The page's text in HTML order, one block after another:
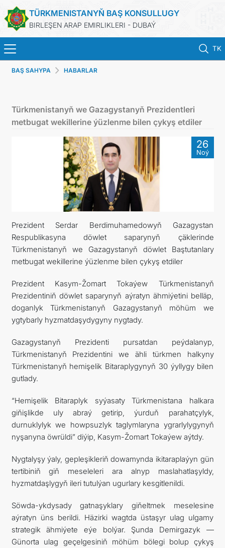
TÜRKMENISTANYŇ BAŞ KONSULLUGY
BIRLEŞEN ARAP EMIRLIKLERI - DUBAÝ
TK
BAŞ SAHYPA
TÜRKMENISTAN
KONSULLYK HYZMATLARY
ARAGATNAŞYK
DIM
BAŞ SAHYPA HABARLAR
Türkmenistanyň we Gazagystanyň Prezidentleri
metbugat wekillerine ýüzlenme bilen çykyş etdiler
26
Noý
Prezident Serdar Berdimuhamedowyň Gazagystan
Respublikasyna döwlet saparynyň çäklerinde
Türkmenistanyň we Gazagystanyň döwlet Baştutanlary
metbugat wekillerine ýüzlenme bilen çykyş etdiler
Prezident Kasym-Žomart Tokaýew Türkmenistanyň
Prezidentiniň döwlet saparynyň aýratyn ähmiýetini belläp,
doganlyk Türkmenistanyň Gazagystanyň möhüm we
ygtybarly hyzmatdaşydygyny nygtady.
Gazagystanyň Prezidenti pursatdan peýdalanyp,
Türkmenistanyň Prezidentini we ähli türkmen halkyny
Türkmenistanyň hemişelik Bitaraplygynyň 30 ýyllygy bilen
gutlady.
“Hemişelik Bitaraplyk syýasaty Türkmenistana halkara
giňişlikde uly abraý getirip, ýurduň parahatçylyk,
durnuklylyk we howpsuzlyk taglymlaryna ygrarlylygynyň
nyşanyna öwrüldi” diýip, Kasym-Žomart Tokaýew aýtdy.
Nygtalyşy ýaly, gepleşikleriň dowamynda ikitaraplaýyn gün
tertibiniň giň meseleleri ara alnyp maslahatlaşyldy,
hyzmatdaşlygyň ileri tutulýan ugurlary kesgitlenildi.
Söwda-ykdysady gatnaşyklary giňeltmek meselesine
aýratyn üns berildi. Häzirki wagtda üstaşyr ulag ulgamy
strategik ähmiýete eýe bolýar. Şunda Demirgazyk —
Günorta ulag geçelgesiniň möhüm bölegi bolup çykyş